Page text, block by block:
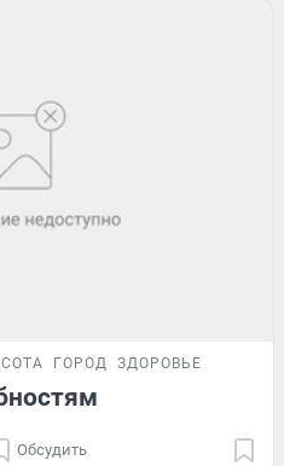
ГОРОД ЗДОРОВЬЕ
Обсудить